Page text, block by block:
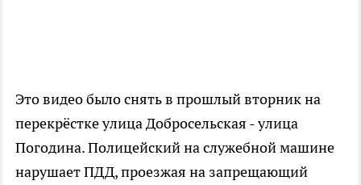
Это видео было снять в прошлый вторник на
перекрёстке улица Добросельская - улица
Погодина. Полицейский на служебной машине
нарушает ПДД, проезжая на запрещающий